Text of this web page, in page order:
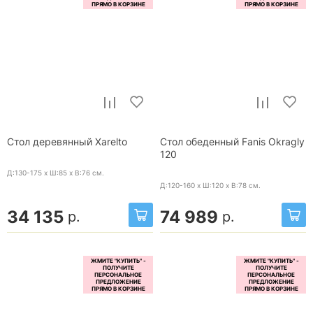
Стол деревянный Xarelto
Д:130-175 x Ш:85 x В:76 см.
34 135 р.
Стол обеденный Fanis Okragly
120
Д:120-160 x Ш:120 x В:78 см.
74 989 р.